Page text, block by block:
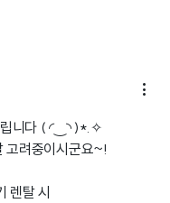

립니다 ( ◜‿◝ )*.✧
고려중이시군요~!
렌탈 시